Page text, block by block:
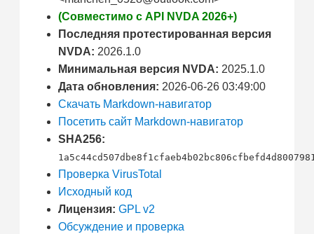
(Совместимо с API NVDA 2026+)
Последняя протестированная версия
NVDA: 2026.1.0
Минимальная версия NVDA: 2025.1.0
Дата обновления: 2026-06-26 03:49:00
Скачать Markdown-навигатор
Посетить сайт Markdown-навигатор
SHA256:
Проверка VirusTotal
Исходный код
Лицензия: GPL v2
Обсуждение и проверка